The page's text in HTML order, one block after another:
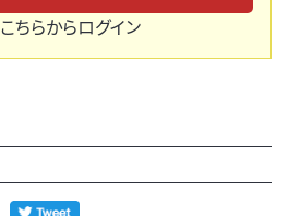
こちらからログイン